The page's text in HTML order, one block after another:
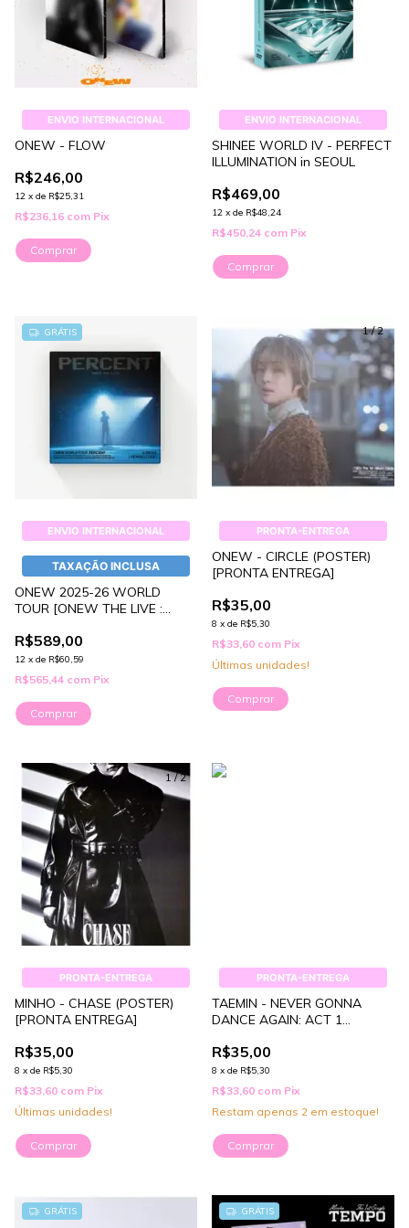
ENVIO INTERNACIONAL
ONEW - FLOW
R$246,00
12 x de R$25,31
R$236,16 com Pix
Comprar
ENVIO INTERNACIONAL
SHINEE WORLD IV - PERFECT
ILLUMINATION in SEOUL
R$469,00
12 x de R$48,24
R$450,24 com Pix
Comprar
GRÁTIS
ENVIO INTERNACIONAL
TAXAÇÃO INCLUSA
ONEW 2025-26 WORLD
TOUR [ONEW THE LIVE :
R$589,00
12 x de R$60,59
R$565,44 com Pix
Comprar
1/2
PRONTA-ENTREGA
ONEW - CIRCLE (POSTER)
[PRONTA ENTREGA]
R$35,00
8 x de R$5,30
R$33,60 com Pix
Últimas unidades!
Comprar
1/2
PRONTA-ENTREGA
MINHO - CHASE (POSTER)
[PRONTA ENTREGA]
R$35,00
8 x de R$5,30
R$33,60 com Pix
Últimas unidades!
Comprar
PRONTA-ENTREGA
TAEMIN - NEVER GONNA
DANCE AGAIN: ACT 1
ENTREGA]
R$35,00
8 x de R$5,30
R$33,60 com Pix
Restam apenas 2 em estoque!
GRÁTIS GRÁTIS